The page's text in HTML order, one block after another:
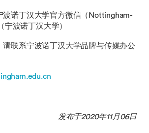
波诺丁汉大学官方微信（Nottingham-
宁波诺丁汉大学）
请联系宁波诺丁汉大学品牌与传媒办公
发布于2020年11月06日